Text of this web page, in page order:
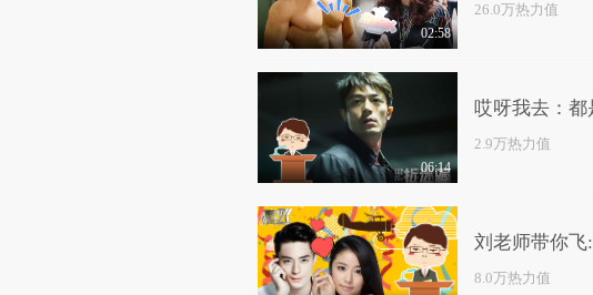
02:58
26.0万热力值
06:14
哎呀我去：都
2.9万热力值
刘老师带你飞
8.0万热力值